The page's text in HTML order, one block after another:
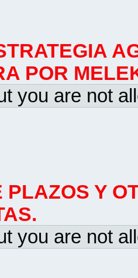
POR
you are not
PLAZOS Y
you are not